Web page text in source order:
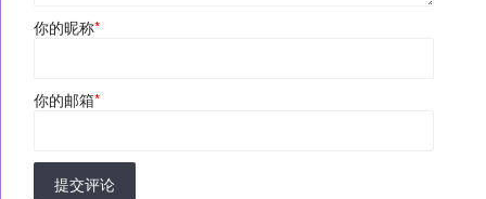
你的昵称*
你的邮箱*
提交评论